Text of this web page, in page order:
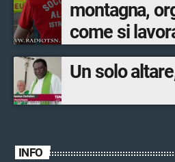
montagna,
come si
Un solo
INFO